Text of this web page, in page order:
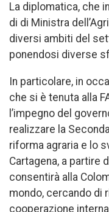
La diplomatica, che
di di Ministra
diversi ambiti del
ponendosi diverse
In particolare, in
che si è tenuta alla
l’impegno del
realizzare la
riforma agraria e lo
Cartagena, a partire
consentirà alla
mondo, cercando di
cooperazione